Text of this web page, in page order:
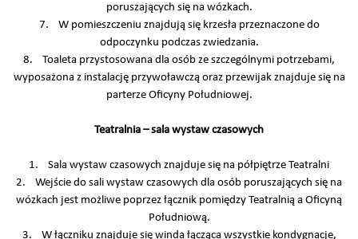
poruszających się na wózkach.
7. W pomieszczeniu znajdują się krzesła przeznaczone do
odpoczynku podczas zwiedzania.
8. Toaleta przystosowana dla osób ze szczególnymi potrzebami,
wyposażona z instalację przywoławczą oraz przewijak znajduje się na
parterze Oficyny Południowej.
Teatralnia – sala wystaw czasowych
1. Sala wystaw czasowych znajduje się na półpiętrze Teatralni
2. Wejście do sali wystaw czasowych dla osób poruszających się na
wózkach jest możliwe poprzez łącznik pomiędzy Teatralnią a Oficyną
Południową.
3. W łączniku znajduje się winda łącząca wszystkie kondygnacje,